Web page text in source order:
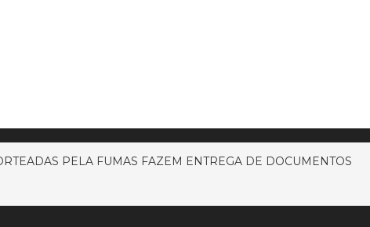
PELA FUMAS FAZEM ENTREGA DE DOCUMENTOS